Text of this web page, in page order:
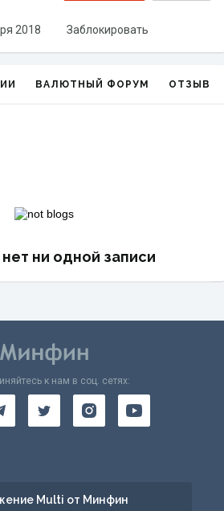
2018 Заблокировать
ВАЛЮТНЫЙ ФОРУМ ОТЗЫВЫ
ни одной записи
к нам в соц. сетях:
Multi от Минфин